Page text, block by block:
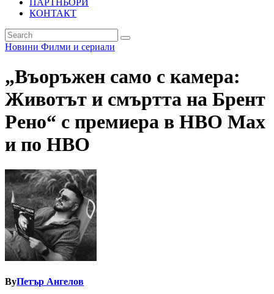
ПАРТНЬОРИ
КОНТАКТ
Новини Филми и сериали
„Въоръжен само с камера:
Животът и смъртта на Брент
Рено“ с премиера в HBO Max
и по HBO
ByПетър Ангелов